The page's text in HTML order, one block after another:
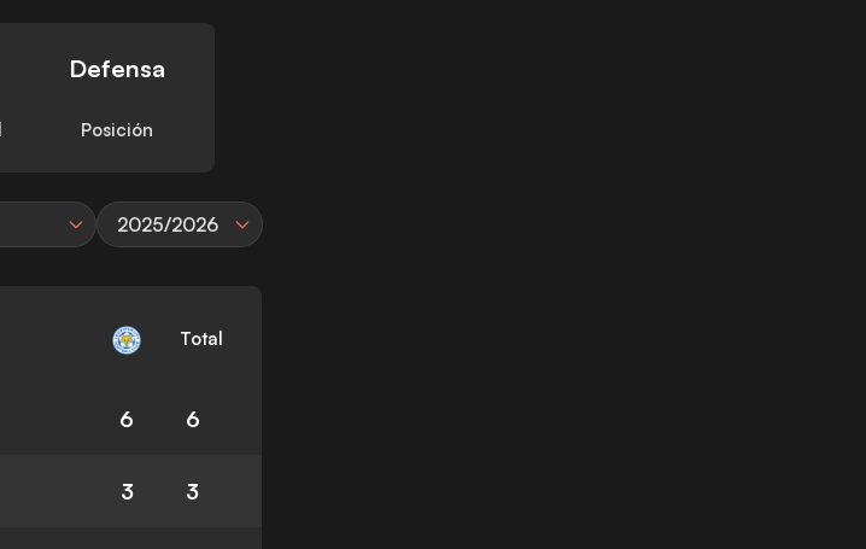
Defensa
Posición
2025/2026
Total
6 6
3 3